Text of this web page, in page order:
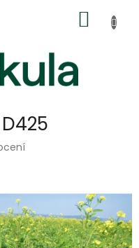
KOŠÍK